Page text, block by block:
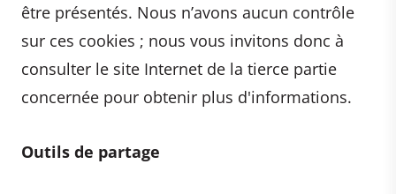
être présentés. Nous n’avons aucun contrôle
sur ces cookies ; nous vous invitons donc à
consulter le site Internet de la tierce partie
concernée pour obtenir plus d'informations.
Outils de partage